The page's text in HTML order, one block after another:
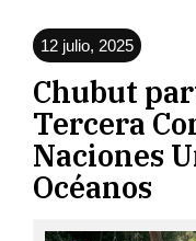
12 julio, 2025
Chubut
Tercera
Naciones
Océanos